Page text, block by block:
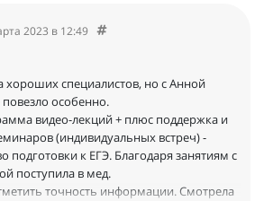
необходимым. Анна
вам спасибо!
2023 в 12:49
хороших специалистов, но с Анной
особенно.
видео-лекций + плюс поддержка и
(индивидуальных встреч) -
подготовки к ЕГЭ. Благодаря занятиям с
поступила в мед.
точность информации. Смотрела